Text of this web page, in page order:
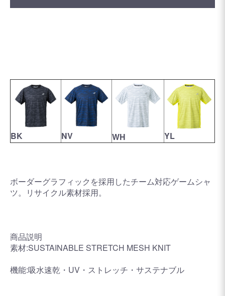
BK NV WH YL
ボーダーグラフィックを採用したチーム対応ゲームシャ
ツ。リサイクル素材採用。
商品説明
素材:SUSTAINABLE STRETCH MESH KNIT
機能:吸水速乾・UV・ストレッチ・サステナブル